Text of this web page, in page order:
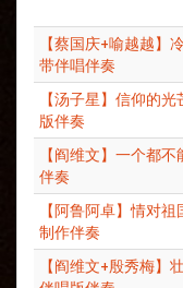
【蔡国庆+喻越越】
带伴唱伴奏
【汤子星】信仰的
版伴奏
【阎维文】一个都
伴奏
【阿鲁阿卓】情对
制作伴奏
【阎维文+殷秀梅】